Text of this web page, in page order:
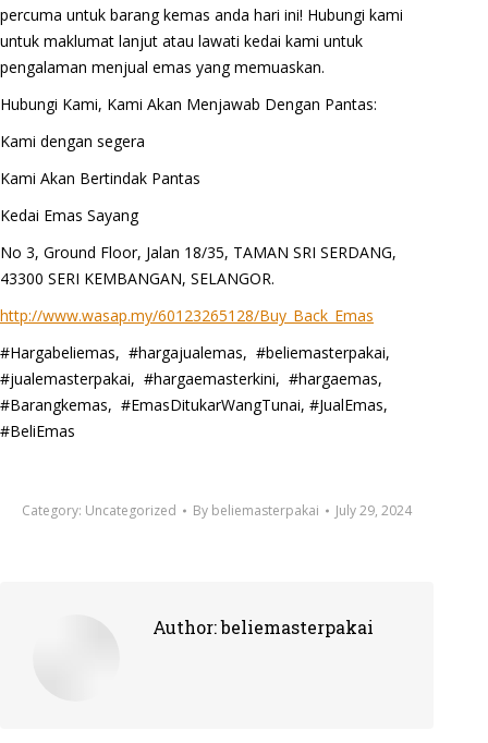
percuma untuk barang kemas anda hari ini! Hubungi kami
untuk maklumat lanjut atau lawati kedai kami untuk
pengalaman menjual emas yang memuaskan.
Hubungi Kami, Kami Akan Menjawab Dengan Pantas:
Kami dengan segera
Kami Akan Bertindak Pantas
Kedai Emas Sayang
No 3, Ground Floor, Jalan 18/35, TAMAN SRI SERDANG,
43300 SERI KEMBANGAN, SELANGOR.
http://www.wasap.my/60123265128/Buy_Back_Emas
#Hargabeliemas, #hargajualemas, #beliemasterpakai,
#jualemasterpakai, #hargaemasterkini, #hargaemas,
#Barangkemas, #EmasDitukarWangTunai, #JualEmas,
#BeliEmas
Category: Uncategorized By beliemasterpakai July 29, 2024
Author:beliemasterpakai